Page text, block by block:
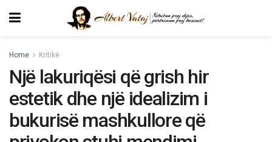
Home Kritikë
Një lakuriqësi që grish hir
estetik dhe një idealizim i
bukurisë mashkullore që